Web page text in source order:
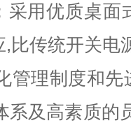
采用优质桌面
, 比传统开关电
理制度和先
系及高素质的